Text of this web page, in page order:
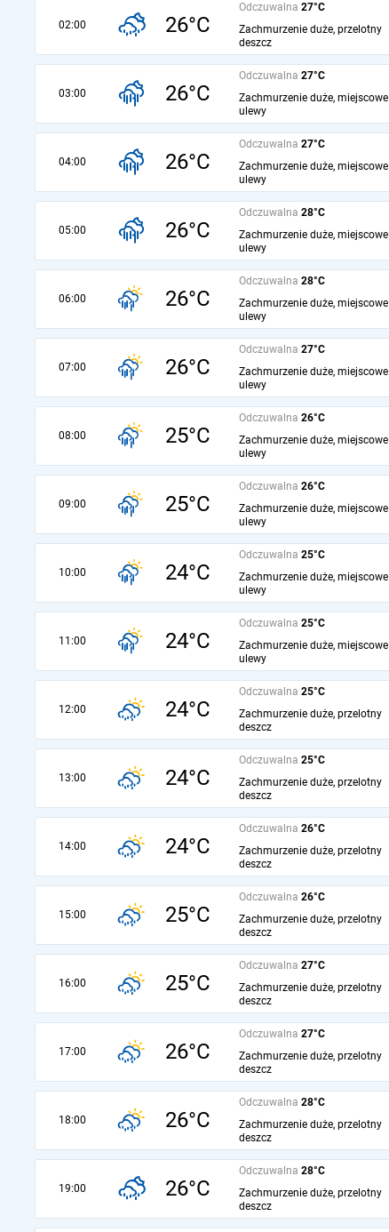
02:00 26°C
Odczuwalna 27°C
Zachmurzenie duże, przelotny
deszcz
03:00 26°C
Odczuwalna 27°C
Zachmurzenie duże, miejscowe
ulewy
04:00 26°C
Odczuwalna 27°C
Zachmurzenie duże, miejscowe
ulewy
05:00 26°C
Odczuwalna 28°C
Zachmurzenie duże, miejscowe
ulewy
06:00 26°C
Odczuwalna 28°C
Zachmurzenie duże, miejscowe
ulewy
07:00 26°C
Odczuwalna 27°C
Zachmurzenie duże, miejscowe
ulewy
08:00 25°C
Odczuwalna 26°C
Zachmurzenie duże, miejscowe
ulewy
09:00 25°C
Odczuwalna 26°C
Zachmurzenie duże, miejscowe
ulewy
10:00 24°C
Odczuwalna 25°C
Zachmurzenie duże, miejscowe
ulewy
11:00 24°C
Odczuwalna 25°C
Zachmurzenie duże, miejscowe
ulewy
12:00 24°C
Odczuwalna 25°C
Zachmurzenie duże, przelotny
deszcz
13:00 24°C
Odczuwalna 25°C
Zachmurzenie duże, przelotny
deszcz
14:00 24°C
Odczuwalna 26°C
Zachmurzenie duże, przelotny
deszcz
15:00 25°C
Odczuwalna 26°C
Zachmurzenie duże, przelotny
deszcz
16:00 25°C
Odczuwalna 27°C
Zachmurzenie duże, przelotny
deszcz
17:00 26°C
Odczuwalna 27°C
Zachmurzenie duże, przelotny
deszcz
18:00 26°C
Odczuwalna 28°C
Zachmurzenie duże, przelotny
deszcz
19:00 26°C
Odczuwalna 28°C
Zachmurzenie duże, przelotny
deszcz